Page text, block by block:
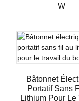
W
Bâtonnet
Portatif Sans
Lithium Pour Le